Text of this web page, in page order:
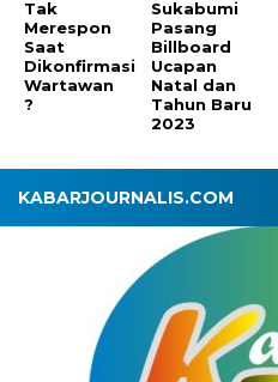
Tak
Merespon
Saat
Dikonfirmasi
Wartawan
?
Sukabumi
Pasang
Billboard
Ucapan
Natal dan
Tahun Baru
2023
KABARJOURNALIS.COM